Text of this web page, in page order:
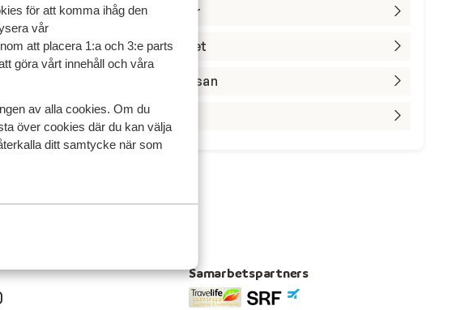
för att komma ihåg den
vår
att placera 1:a och 3:e parts
göra vårt innehåll och våra
av alla cookies. Om du
över cookies där du kan välja
ditt samtycke när som
Resevillkor
På ersmålet
Om flygresan
Tillval
Samarbetspartners